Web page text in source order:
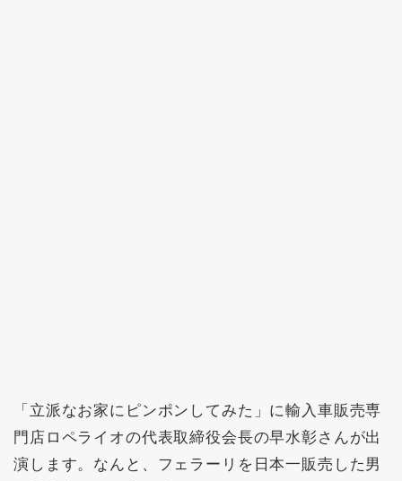
「立派なお家にピンポンしてみた」に輸入車販売専
門店ロペライオの代表取締役会長の早水彰さんが出
演します。なんと、フェラーリを日本一販売した男